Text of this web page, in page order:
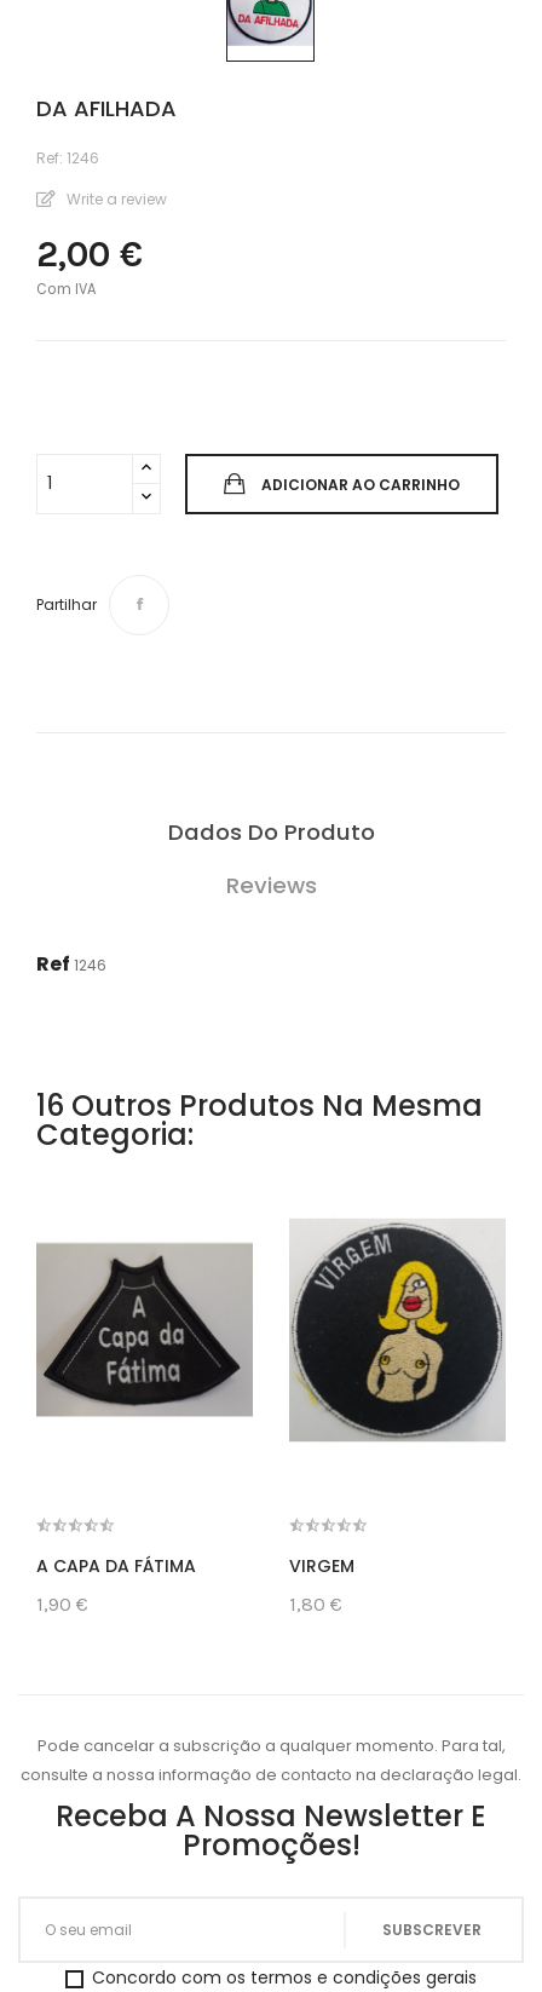
DA AFILHADA
Ref: 1246
Write a review
2,00 €
Com IVA
ADICIONAR AO CARRINHO
Partilhar
Dados Do Produto
Reviews
Ref 1246
16 Outros Produtos Na Mesma
Categoria:
A CAPA DA FÁTIMA
1,90 €
VIRGEM
1,80 €
Pode cancelar a subscrição a qualquer momento. Para tal,
consulte a nossa informação de contacto na declaração legal.
Receba A Nossa Newsletter E
Promoções!
Concordo com os termos e condições gerais